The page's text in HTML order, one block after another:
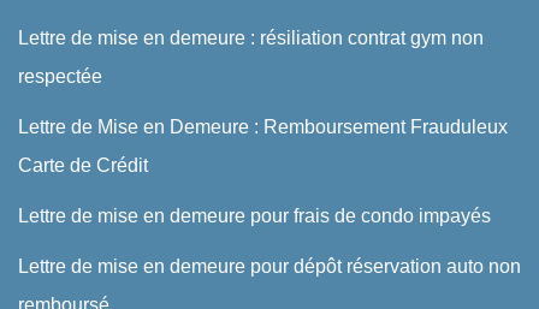
Lettre de mise en demeure : résiliation contrat gym non
respectée
Lettre de Mise en Demeure : Remboursement Frauduleux
Carte de Crédit
Lettre de mise en demeure pour frais de condo impayés
Lettre de mise en demeure pour dépôt réservation auto non